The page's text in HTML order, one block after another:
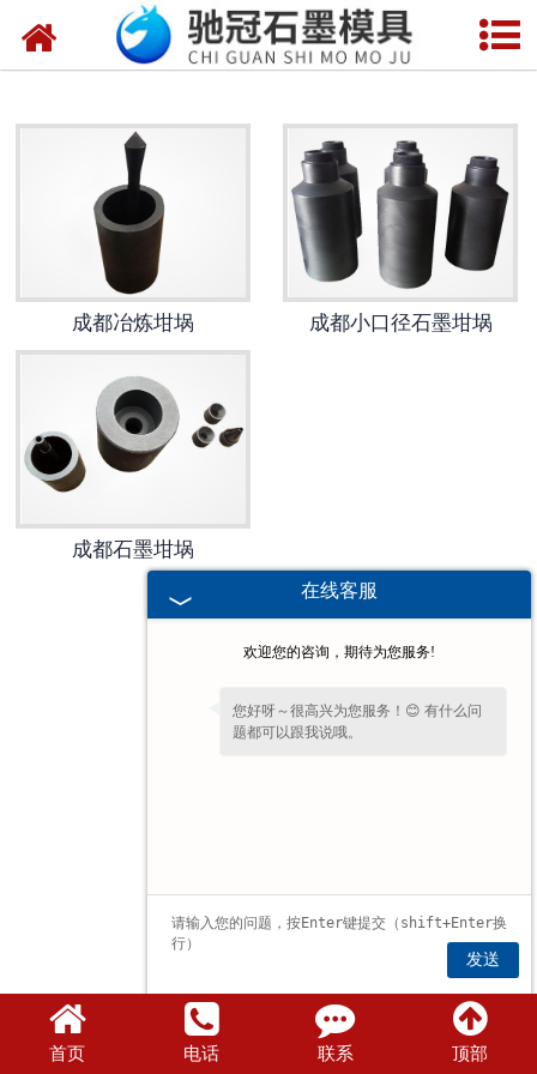
网站首页
成都地质钻模具
成都电子产品模具
成都石墨管(棒板)
成都冶炼行业模具
成都避雷产品模具
成都石墨原料
成都金刚石模具
成都冶炼坩埚 成都小口径石墨坩埚
成都石墨坩埚
首页 电话 联系 顶部
在线客服
欢迎您的咨询，期待为您服务!
您好呀～很高兴为您服务！😊 有什么问
题都可以跟我说哦。
发送